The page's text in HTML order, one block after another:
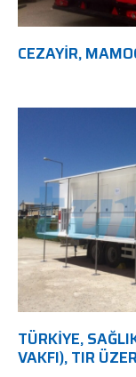
CEZAYIR,
TÜRKIYE,
VAKFI), TIR